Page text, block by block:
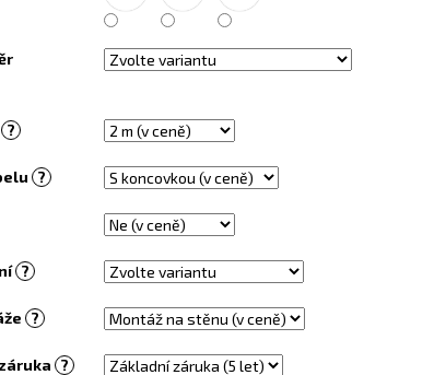
?
?
?
?
?
- 138